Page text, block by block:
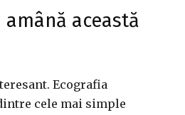
această
Ecografia
cele mai simple